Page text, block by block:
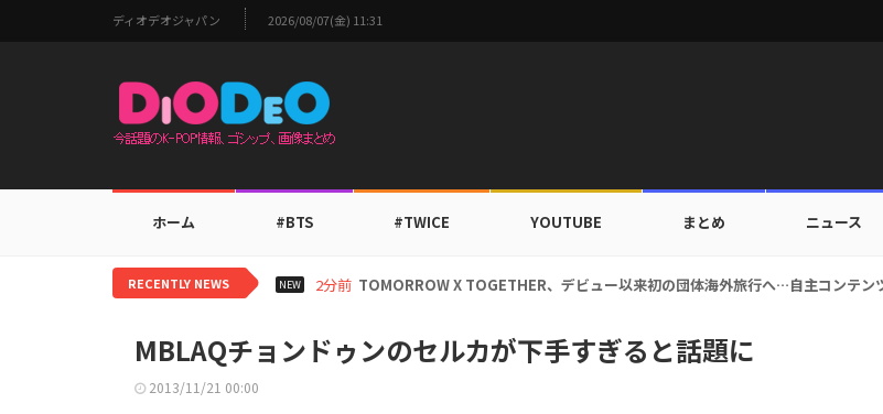
ディオデオジャパン 2026/08/07(金) 11:31
ホーム #BTS #TWICE YOUTUBE まとめ ニュース
RECENTLY NEWS NEW 19時間前 aespaカリナ、ただ細いだけじゃない…「ゴム人間体重」？極限の減量法とは
MBLAQチョンドゥンのセルカが下手すぎると話題に
2013/11/21 00:00